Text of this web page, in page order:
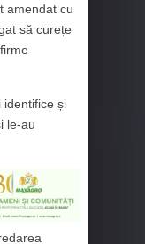
amendat cu
să curețe
identifice și
le-au